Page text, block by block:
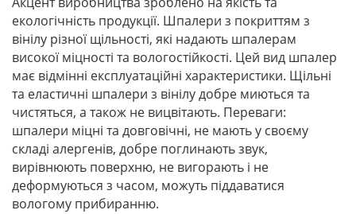
екологічність продукції. Шпалери з покриттям з
вінілу різної щільності, які надають шпалерам
високої міцності та вологостійкості. Цей вид шпалер
має відмінні експлуатаційні характеристики. Щільні
та еластичні шпалери з вінілу добре миються та
чистяться, а також не вицвітають. Переваги:
шпалери міцні та довговічні, не мають у своєму
складі алергенів, добре поглинають звук,
вирівнюють поверхню, не вигорають і не
деформуються з часом, можуть піддаватися
вологому прибиранню.